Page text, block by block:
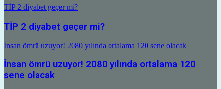
TİP 2 diyabet geçer mi?
TİP 2 diyabet geçer mi?
İnsan ömrü uzuyor! 2080 yılında ortalama 120 sene olacak
İnsan ömrü uzuyor! 2080 yılında ortalama 120
sene olacak